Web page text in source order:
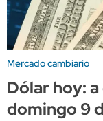
Mercado cambiario
Dólar hoy:
domingo 9